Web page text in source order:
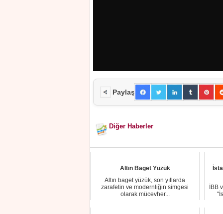
Paylaş
Diğer Haberler
Altın Baget Yüzük
Altın baget yüzük, son yıllarda
zarafetin ve modernliğin simgesi
olarak mücevher...
İBB